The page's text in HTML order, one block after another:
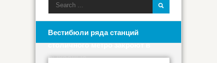
Вестибюли ряда станций
столичного метро закроют в
выходные